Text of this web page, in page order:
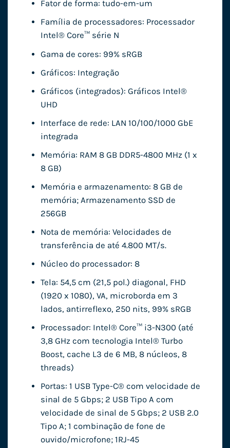
Fator de forma: tudo-em-um
Família de processadores: Processador
Intel® Core™ série N
Gama de cores: 99% sRGB
Gráficos: Integração
Gráficos (integrados): Gráficos Intel®
UHD
Interface de rede: LAN 10/100/1000 GbE
integrada
Memória: RAM 8 GB DDR5-4800 MHz (1 x
8 GB)
Memória e armazenamento: 8 GB de
memória; Armazenamento SSD de
256GB
Nota de memória: Velocidades de
transferência de até 4.800 MT/s.
Núcleo do processador: 8
Tela: 54,5 cm (21,5 pol.) diagonal, FHD
(1920 x 1080), VA, microborda em 3
lados, antirreflexo, 250 nits, 99% sRGB
Processador: Intel® Core™ i3-N300 (até
3,8 GHz com tecnologia Intel® Turbo
Boost, cache L3 de 6 MB, 8 núcleos, 8
threads)
Portas: 1 USB Type-C® com velocidade de
sinal de 5 Gbps; 2 USB Tipo A com
velocidade de sinal de 5 Gbps; 2 USB 2.0
Tipo A; 1 combinação de fone de
ouvido/microfone; 1RJ-45